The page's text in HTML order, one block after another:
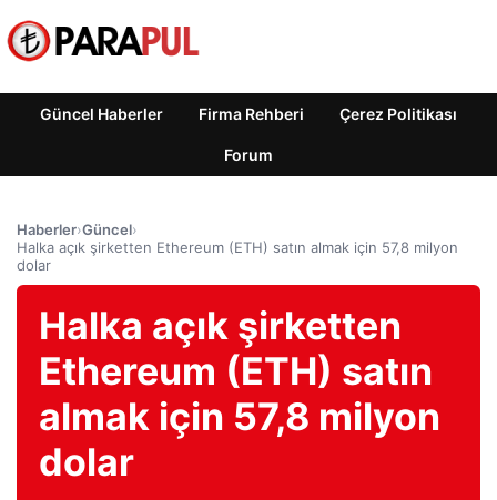
Güncel Haberler Firma Rehberi Çerez Politikası
Forum
Haberler›Güncel›
Halka açık şirketten Ethereum (ETH) satın almak için 57,8 milyon
dolar
Halka açık şirketten
Ethereum (ETH) satın
almak için 57,8 milyon
dolar